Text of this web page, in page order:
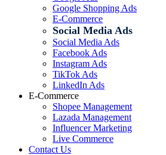
Google Shopping Ads
E-Commerce
Social Media Ads
Social Media Ads
Facebook Ads
Instagram Ads
TikTok Ads
LinkedIn Ads
E-Commerce
Shopee Management
Lazada Management
Influencer Marketing
Live Commerce
Contact Us